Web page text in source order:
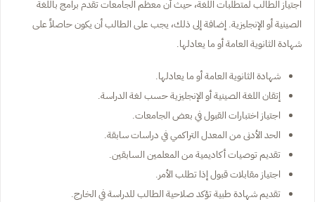
اجتياز الطالب لمتطلبات اللغة، حيث أن معظم الجامعات تقدم برامج باللغة
الصينية أو الإنجليزية. إضافة إلى ذلك، يجب على الطالب أن يكون حاصلاً على
شهادة الثانوية العامة أو ما يعادلها.
شهادة الثانوية العامة أو ما يعادلها.
إتقان اللغة الصينية أو الإنجليزية حسب لغة الدراسة.
اجتياز اختبارات القبول في بعض الجامعات.
الحد الأدنى من المعدل التراكمي في دراسات سابقة.
تقديم توصيات أكاديمية من المعلمين السابقين.
اجتياز مقابلات قبول إذا تطلب الأمر.
تقديم شهادة طبية تؤكد صلاحية الطالب للدراسة في الخارج.